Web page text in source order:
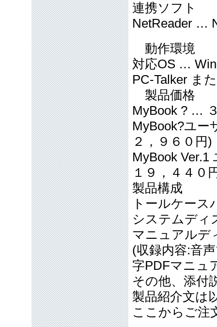
連携ソフト
NetReader …
動作環境
対応OS …
PC-Talker ま
製品価格
MyBook ? …
MyBook?ユ
２，９６０円)
MyBook
１９，４４０
製品構成
トールケース
システムデ
マニュアル
(収録内容:音
字PDFマニュ
その他、添付
製品紹介文は
ここからご注